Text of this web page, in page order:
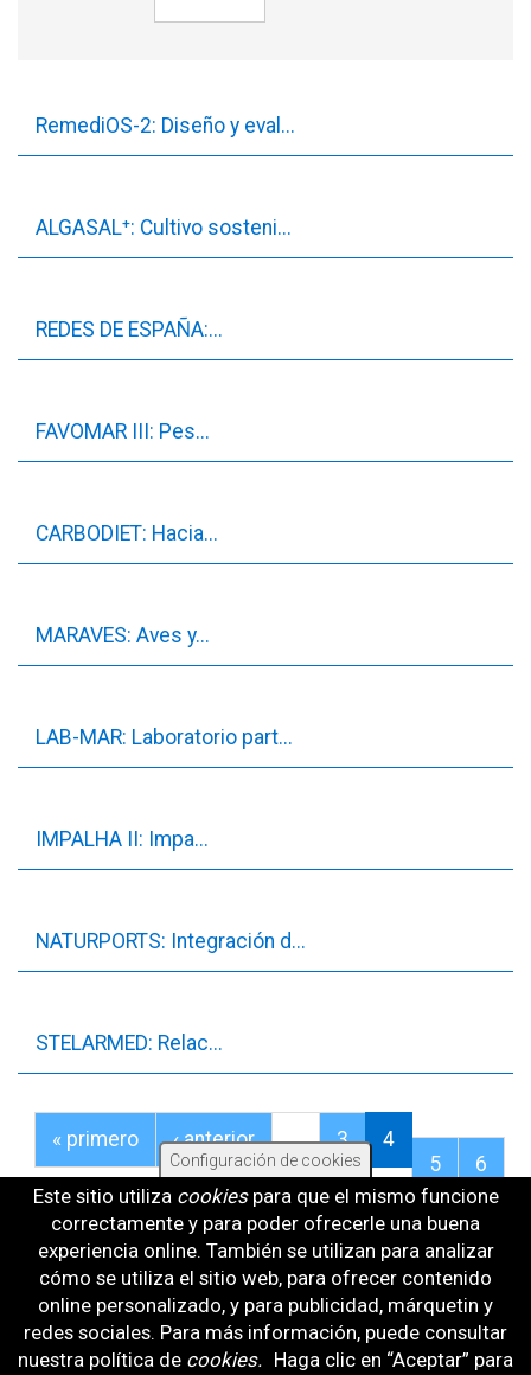
RemediOS-2: Diseño y eval...
ALGASAL⁺: Cultivo sosteni...
REDES DE ESPAÑA:...
FAVOMAR III: Pes...
CARBODIET: Hacia...
MARAVES: Aves y...
LAB-MAR: Laboratorio part...
IMPALHA II: Impa...
NATURPORTS: Integración d...
STELARMED: Relac...
« primero ‹ anterior … 3
4
5
6
… siguiente › última »
BOLETÍN PROGRAMA PLEAMAR
Configuración de cookies
Este sitio utiliza cookiespara que el mismo funcione
correctamente y para poder ofrecerle una buena
experiencia online. También se utilizan para analizar
cómo se utiliza el sitio web, para ofrecer contenido
online personalizado, y para publicidad, márquetin y
redes sociales. Para más información, puede consultar
nuestra política de cookies. Haga clic en “Aceptar” para